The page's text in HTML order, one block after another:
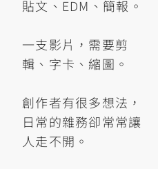
貼文、EDM、簡報。
一支影片，需要剪
輯、字卡、縮圖。
創作者有很多想法，
日常的雜務卻常常讓
人走不開。